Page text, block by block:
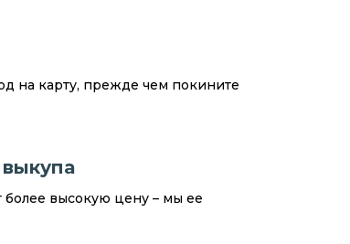
на карту, прежде чем покините
высокую цену – мы ее